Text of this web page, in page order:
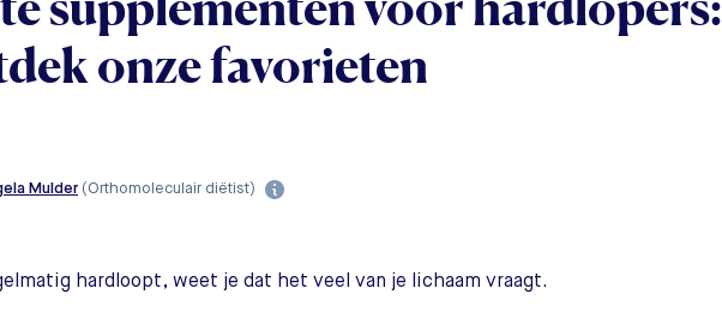
onze favorieten
Mulder (Orthomoleculair diëtist)
hardloopt, weet je dat het veel van je lichaam vraagt.